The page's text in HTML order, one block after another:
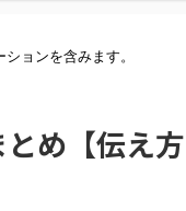
ョンを含みます。
とめ【伝え